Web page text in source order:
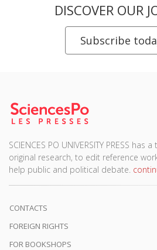
DISCOVER OUR
Subscribe
SCIENCES PO UNIVERSITY PRESS
original research, to edit reference
help public and political debate.
CONTACTS
FOREIGN RIGHTS
FOR BOOKSHOPS